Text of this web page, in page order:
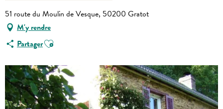
51 route du Moulin de Vesque, 50200 Gratot
M'y rendre
PartagerAjouter aux favoris